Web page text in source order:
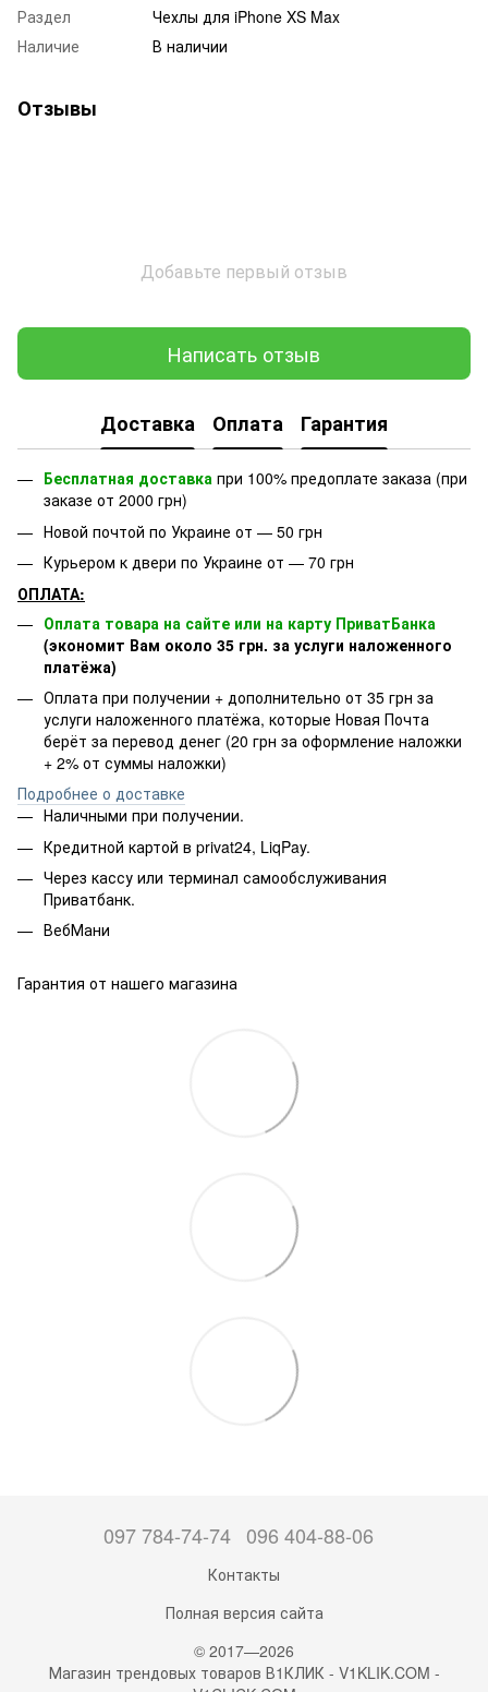
Раздел
Чехлы для iPhone XS Max
Наличие
В наличии
Отзывы
Добавьте первый отзыв
Написать отзыв
Доставка Оплата Гарантия
Бесплатная доставка при 100% предоплате заказа (при
заказе от 2000 грн)
Новой почтой по Украине от — 50 грн
Курьером к двери по Украине от — 70 грн
ОПЛАТА:
Оплата товара на сайте или на карту ПриватБанка
(экономит Вам около 35 грн. за услуги наложенного
платёжа)
Оплата при получении + дополнительно от 35 грн за
услуги наложенного платёжа, которые Новая Почта
берёт за перевод денег (20 грн за оформление наложки
+ 2% от суммы наложки)
Подробнее о доставке
Наличными при получении.
Кредитной картой в privat24, LiqPay.
Через кассу или терминал самообслуживания
Приватбанк.
ВебМани
Гарантия от нашего магазина
097 784-74-74 096 404-88-06
Контакты
Полная версия сайта
© 2017—2026
Магазин трендовых товаров В1КЛИК - V1KLIK.COM -